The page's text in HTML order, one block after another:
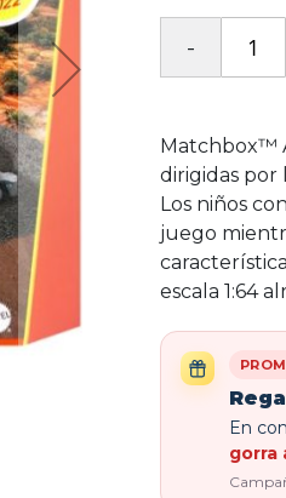
Matchbox™
dirigidas por
Los niños
juego
escala 1:64
En
gorra